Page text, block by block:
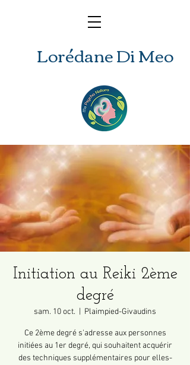
Lorédane Di Meo
Initiation au Reiki 2ème
degré
sam. 10 oct. Plaimpied-Givaudins
Ce 2ème degré s'adresse aux personnes
initiées au 1er degré, qui souhaitent acquérir
des techniques supplémentaires pour elles-